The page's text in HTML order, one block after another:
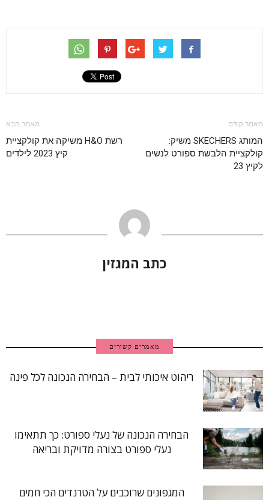
מאמר קודם
המותג SKECHERS משיק:
קולקציית הלבשת ספורט לנשים
לקיץ 23
מאמר הבא
רשת H&O משיקה את קולקציית
קיץ 2023 לילדים
כתב המגזין
מאמרים קשורים
ריהוט איכותי לבית – הבחירה הנכונה לכל פינה
הבחירה הנכונה של נעלי ספורט: כך תתאימו
נעלי ספורט בצורה מדויקת ובריאה
המגפונים שרוכבים על הטרנדים הכי חמים